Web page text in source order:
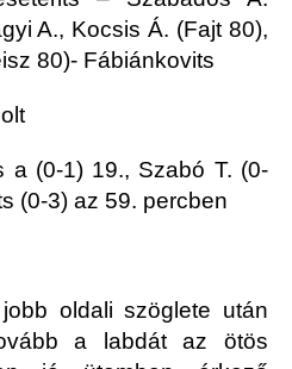
A., Kocsis Á. (Fajt 80),
80)- Fábiánkovits
a (0-1) 19., Szabó T. (0-
(0-3) az 59. percben
oldali szöglete után
a labdát az ötös